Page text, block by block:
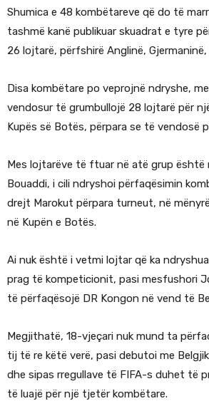
Shumica e 48 kombëtareve që do të
tashmë kanë publikuar skuadrat e tyre
26 lojtarë, përfshirë Anglinë,
Disa kombëtare po veprojnë ndryshe,
vendosur të grumbullojë 28 lojtarë për
Kupës së Botës, përpara se të vendosë
Mes lojtarëve të ftuar në atë grup është
Bouaddi, i cili ndryshoi përfaqësimin
drejt Marokut përpara turneut, në
në Kupën e Botës.
Ai nuk është i vetmi lojtar që ka
prag të kompeticionit, pasi mesfushori
të përfaqësojë DR Kongon në vend të
Megjithatë, 18-vjeçari nuk mund ta
tij të re këtë verë, pasi debutoi me
dhe sipas rregullave të FIFA-s duhet të
të luajë për një tjetër kombëtare.